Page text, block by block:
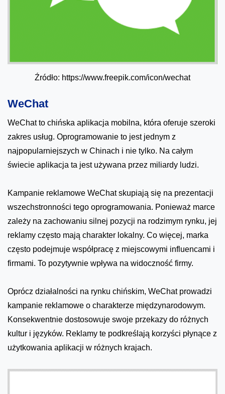
Źródło: https://www.freepik.com/icon/wechat
WeChat
WeChat to chińska aplikacja mobilna, która oferuje szeroki
zakres usług. Oprogramowanie to jest jednym z
najpopularniejszych w Chinach i nie tylko. Na całym
świecie aplikacja ta jest używana przez miliardy ludzi.
Kampanie reklamowe WeChat skupiają się na prezentacji
wszechstronności tego oprogramowania. Ponieważ marce
zależy na zachowaniu silnej pozycji na rodzimym rynku, jej
reklamy często mają charakter lokalny. Co więcej, marka
często podejmuje współpracę z miejscowymi influencami i
firmami. To pozytywnie wpływa na widoczność firmy.
Oprócz działalności na rynku chińskim, WeChat prowadzi
kampanie reklamowe o charakterze międzynarodowym.
Konsekwentnie dostosowuje swoje przekazy do różnych
kultur i języków. Reklamy te podkreślają korzyści płynące z
użytkowania aplikacji w różnych krajach.